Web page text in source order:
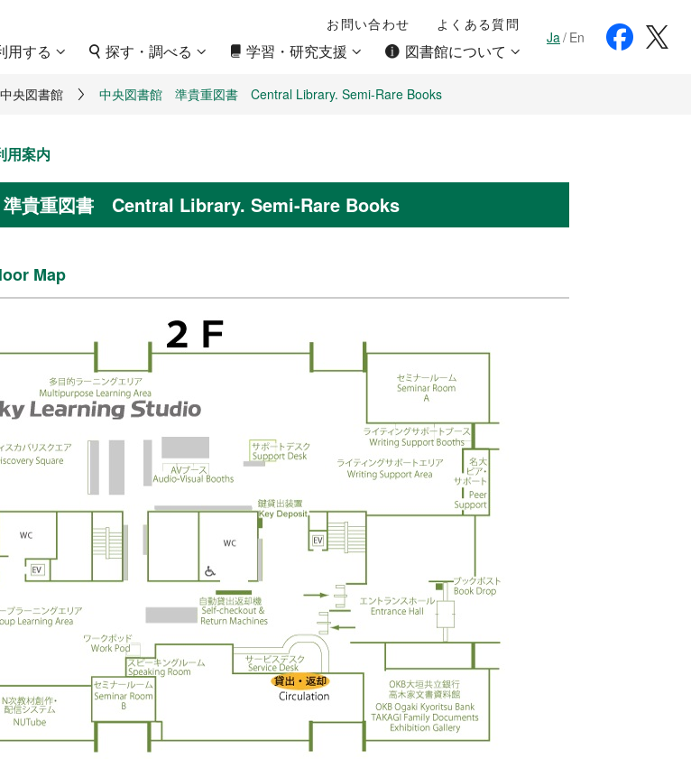
お問い合わせ よくある質問
用する 探す・調べる 学習・研究支援 図書館について
Ja / En
中央図書館 中央図書館 準貴重図書 Central Library. Semi-Rare Books
用案内
貴重図書 Central Library. Semi-Rare Books
Map